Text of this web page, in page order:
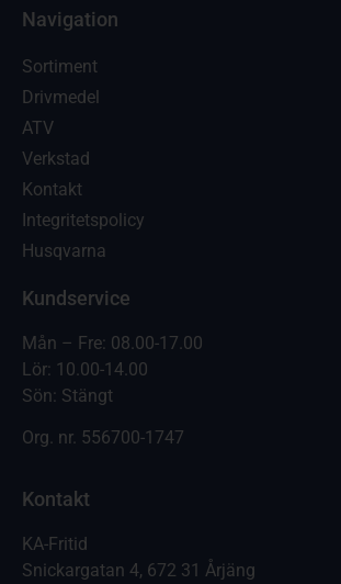
Navigation
Sortiment
Drivmedel
ATV
Verkstad
Kontakt
Integritetspolicy
Husqvarna
Kundservice
Mån – Fre: 08.00-17.00
Lör: 10.00-14.00
Sön: Stängt
Org. nr. 556700-1747
Kontakt
KA-Fritid
Snickargatan 4, 672 31 Årjäng